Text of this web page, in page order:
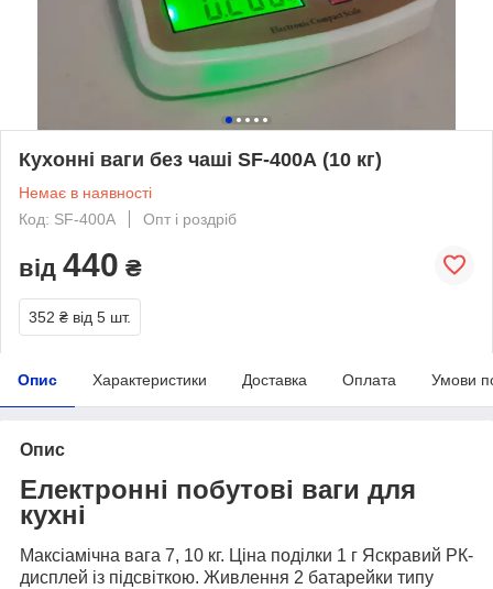
Кухонні ваги без чаші SF-400А (10 кг)
Немає в наявності
Код: SF-400А
Опт і роздріб
від 440 ₴
352 ₴ від 5 шт.
Опис Характеристики Доставка Оплата Умови
Опис
Електронні побутові ваги для
кухні
Максіамічна вага 7, 10 кг. Ціна поділки 1 г Яскравий РК-
дисплей із підсвіткою. Живлення 2 батарейки типу